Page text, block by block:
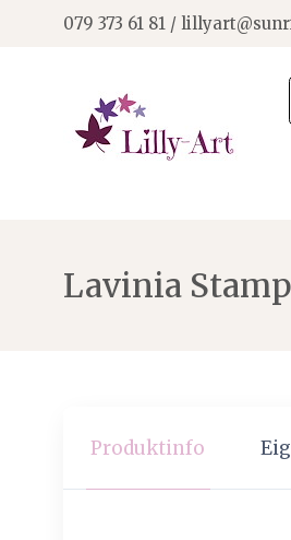
079 373 61 81 /
Lavinia
Produktinfo